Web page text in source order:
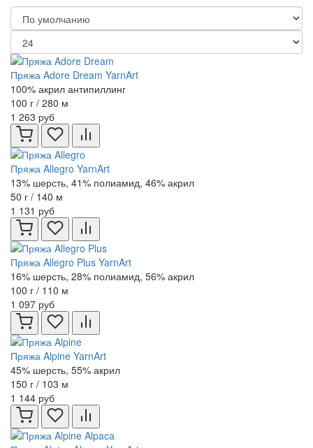
Пряжа Adore Dream YarnArt
100% акрил антипиллинг
100 г / 280 м
1 263 руб
Пряжа Allegro YarnArt
13% шерсть, 41% полиамид, 46% акрил
50 г / 140 м
1 131 руб
Пряжа Allegro Plus YarnArt
16% шерсть, 28% полиамид, 56% акрил
100 г / 110 м
1 097 руб
Пряжа Alpine YarnArt
45% шерсть, 55% акрил
150 г / 103 м
1 144 руб